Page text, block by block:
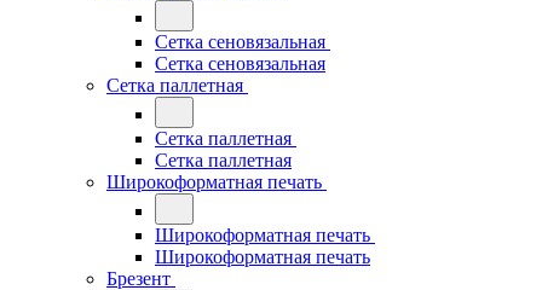
Сетка сеновязальная
Сетка сеновязальная
Сетка паллетная
Сетка паллетная
Сетка паллетная
Широкоформатная печать
Широкоформатная печать
Широкоформатная печать
Брезент